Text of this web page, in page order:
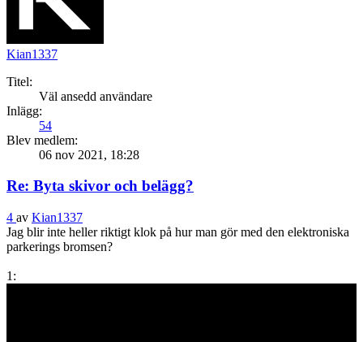
Kian1337
Titel:
Väl ansedd användare
Inlägg:
54
Blev medlem:
06 nov 2021, 18:28
Re: Byta skivor och belägg?
4 av Kian1337
Jag blir inte heller riktigt klok på hur man gör med den elektroniska
parkerings bromsen?
1: